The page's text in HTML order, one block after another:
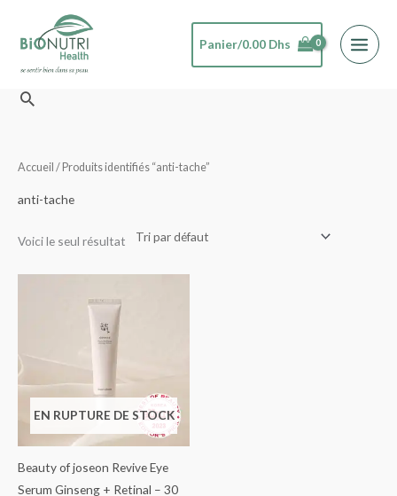
contenu
Panier/0.00 Dhs
Rechercher
Accueil / Produits identifiés “anti-tache”
anti-tache
Voici le seul résultat
EN RUPTURE DE STOCK
Beauty of joseon Revive Eye
Serum Ginseng + Retinal – 30